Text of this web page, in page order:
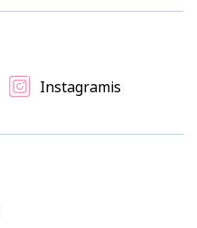
Instagramis